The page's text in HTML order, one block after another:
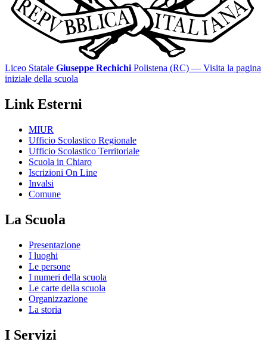
Liceo Statale Giuseppe Rechichi Polistena (RC) — Visita la pagina
iniziale della scuola
Link Esterni
MIUR
Ufficio Scolastico Regionale
Ufficio Scolastico Territoriale
Scuola in Chiaro
Iscrizioni On Line
Invalsi
Comune
La Scuola
Presentazione
I luoghi
Le persone
I numeri della scuola
Le carte della scuola
Organizzazione
La storia
I Servizi